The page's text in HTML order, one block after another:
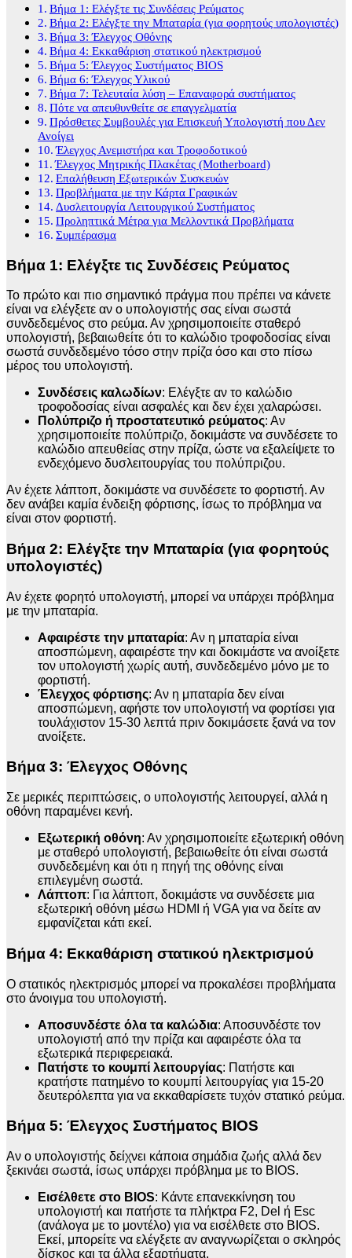
Βήμα 1: Ελέγξτε τις Συνδέσεις Ρεύματος
Βήμα 2: Ελέγξτε την Μπαταρία (για φορητούς υπολογιστές)
Βήμα 3: Έλεγχος Οθόνης
Βήμα 4: Εκκαθάριση στατικού ηλεκτρισμού
Βήμα 5: Έλεγχος Συστήματος BIOS
Βήμα 6: Έλεγχος Υλικού
Βήμα 7: Τελευταία λύση – Επαναφορά συστήματος
Πότε να απευθυνθείτε σε επαγγελματία
Πρόσθετες Συμβουλές για Επισκευή Υπολογιστή που Δεν
Ανοίγει
Έλεγχος Ανεμιστήρα και Τροφοδοτικού
Έλεγχος Μητρικής Πλακέτας (Motherboard)
Επαλήθευση Εξωτερικών Συσκευών
Προβλήματα με την Κάρτα Γραφικών
Δυσλειτουργία Λειτουργικού Συστήματος
Προληπτικά Μέτρα για Μελλοντικά Προβλήματα
Συμπέρασμα
Βήμα 1: Ελέγξτε τις Συνδέσεις Ρεύματος
Το πρώτο και πιο σημαντικό πράγμα που πρέπει να κάνετε
είναι να ελέγξετε αν ο υπολογιστής σας είναι σωστά
συνδεδεμένος στο ρεύμα. Αν χρησιμοποιείτε σταθερό
υπολογιστή, βεβαιωθείτε ότι το καλώδιο τροφοδοσίας είναι
σωστά συνδεδεμένο τόσο στην πρίζα όσο και στο πίσω
μέρος του υπολογιστή.
Συνδέσεις καλωδίων: Ελέγξτε αν το καλώδιο
τροφοδοσίας είναι ασφαλές και δεν έχει χαλαρώσει.
Πολύπριζο ή προστατευτικό ρεύματος: Αν
χρησιμοποιείτε πολύπριζο, δοκιμάστε να συνδέσετε το
καλώδιο απευθείας στην πρίζα, ώστε να εξαλείψετε το
ενδεχόμενο δυσλειτουργίας του πολύπριζου.
Αν έχετε λάπτοπ, δοκιμάστε να συνδέσετε το φορτιστή. Αν
δεν ανάβει καμία ένδειξη φόρτισης, ίσως το πρόβλημα να
είναι στον φορτιστή.
Βήμα 2: Ελέγξτε την Μπαταρία (για φορητούς
υπολογιστές)
Αν έχετε φορητό υπολογιστή, μπορεί να υπάρχει πρόβλημα
με την μπαταρία.
Αφαιρέστε την μπαταρία: Αν η μπαταρία είναι
αποσπώμενη, αφαιρέστε την και δοκιμάστε να ανοίξετε
τον υπολογιστή χωρίς αυτή, συνδεδεμένο μόνο με το
φορτιστή.
Έλεγχος φόρτισης: Αν η μπαταρία δεν είναι
αποσπώμενη, αφήστε τον υπολογιστή να φορτίσει για
τουλάχιστον 15-30 λεπτά πριν δοκιμάσετε ξανά να τον
ανοίξετε.
Βήμα 3: Έλεγχος Οθόνης
Σε μερικές περιπτώσεις, ο υπολογιστής λειτουργεί, αλλά η
οθόνη παραμένει κενή.
Εξωτερική οθόνη: Αν χρησιμοποιείτε εξωτερική οθόνη
με σταθερό υπολογιστή, βεβαιωθείτε ότι είναι σωστά
συνδεδεμένη και ότι η πηγή της οθόνης είναι
επιλεγμένη σωστά.
Λάπτοπ: Για λάπτοπ, δοκιμάστε να συνδέσετε μια
εξωτερική οθόνη μέσω HDMI ή VGA για να δείτε αν
εμφανίζεται κάτι εκεί.
Βήμα 4: Εκκαθάριση στατικού ηλεκτρισμού
Ο στατικός ηλεκτρισμός μπορεί να προκαλέσει προβλήματα
στο άνοιγμα του υπολογιστή.
Αποσυνδέστε όλα τα καλώδια: Αποσυνδέστε τον
υπολογιστή από την πρίζα και αφαιρέστε όλα τα
εξωτερικά περιφερειακά.
Πατήστε το κουμπί λειτουργίας: Πατήστε και
κρατήστε πατημένο το κουμπί λειτουργίας για 15-20
δευτερόλεπτα για να εκκαθαρίσετε τυχόν στατικό ρεύμα.
Βήμα 5: Έλεγχος Συστήματος BIOS
Αν ο υπολογιστής δείχνει κάποια σημάδια ζωής αλλά δεν
ξεκινάει σωστά, ίσως υπάρχει πρόβλημα με το BIOS.
Εισέλθετε στο BIOS: Κάντε επανεκκίνηση του
υπολογιστή και πατήστε τα πλήκτρα F2, Del ή Esc
(ανάλογα με το μοντέλο) για να εισέλθετε στο BIOS.
Εκεί, μπορείτε να ελέγξετε αν αναγνωρίζεται ο σκληρός
δίσκος και τα άλλα εξαρτήματα.